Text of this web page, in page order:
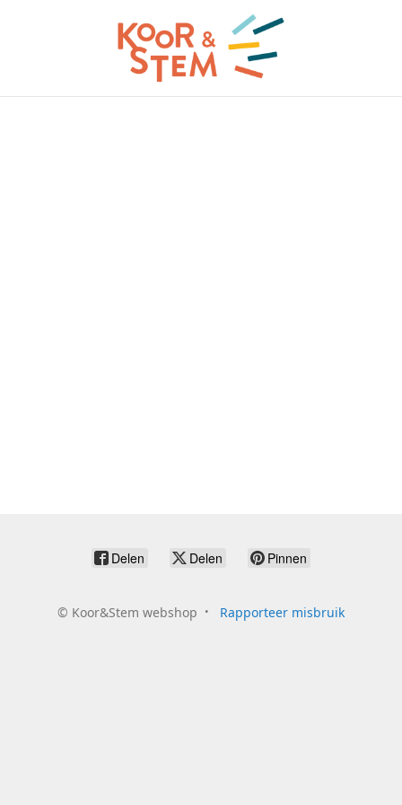
Delen Delen Pinnen
© Koor&Stem webshop Rapporteer misbruik